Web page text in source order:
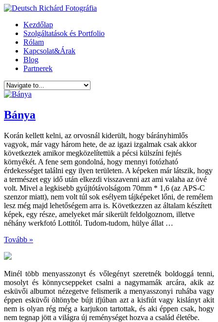
Kezdőlap
Szolgáltatások és Portfolio
Rólam
Kapcsolat&Árak
Blog
Partnerek
Bánya
Korán kellett kelni, az orvosnál kiderült, hogy bárányhimlős
vagyok, már vagy három hete, de az igazi izgalmak csak akkor
következtek amikor megközelítettük a pécsi külszíni fejtés
környékét. A fene sem gondolná, hogy mennyi fotózható
érdekességet találni egy ilyen területen. A képeken már látszik, hogy
a természet egy idő után elkezdi visszavenni azt ami valaha az övé
volt. Mivel a legkisebb gyújtótávolságom 70mm * 1,6 (az APS-C
szenzor miatt), nem volt túl sok esélyem tájképeket lőni, de remélem
lesz még majd lehetőségem arra is. Következzen az általam készített
képek, egy része, amelyeket már sikerült feldolgoznom, illetve
néhány werkfotó Lottitól. Tudom-tudom, hülye állat …
Tovább »
Minél több menyasszonyt és vőlegényt szeretnék boldoggá tenni,
mosolyt és könnycseppeket csalni a nagymamák arcára, akik az
esküvői albumot nézegetve felismerik a menyasszonyi ruhába vagy
éppen esküvői öltönybe bújt ifjúban azt a kisfiút vagy kislányt akit
nem is olyan rég még a karjukon tartottak, és aki éppen csak, hogy
nem tegnap jött a világra új reménységet hozva a család életébe.